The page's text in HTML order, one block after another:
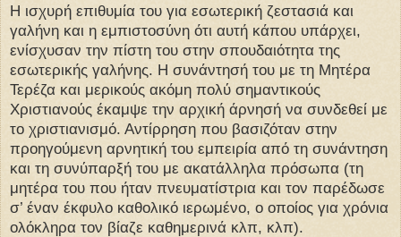
Η ισχυρή επιθυμία του για εσωτερική ζεστασιά και
γαλήνη και η εμπιστοσύνη ότι αυτή κάπου υπάρχει,
ενίσχυσαν την πίστη του στην σπουδαιότητα της
εσωτερικής γαλήνης. Η συνάντησή του με τη Μητέρα
Τερέζα και μερικούς ακόμη πολύ σημαντικούς
Χριστιανούς έκαμψε την αρχική άρνησή να συνδεθεί με
το χριστιανισμό. Αντίρρηση που βασιζόταν στην
προηγούμενη αρνητική του εμπειρία από τη συνάντηση
και τη συνύπαρξή του με ακατάλληλα πρόσωπα (τη
μητέρα του που ήταν πνευματίστρια και τον παρέδωσε
σ’ έναν έκφυλο καθολικό ιερωμένο, ο οποίος για χρόνια
ολόκληρα τον βίαζε καθημερινά κλπ, κλπ).